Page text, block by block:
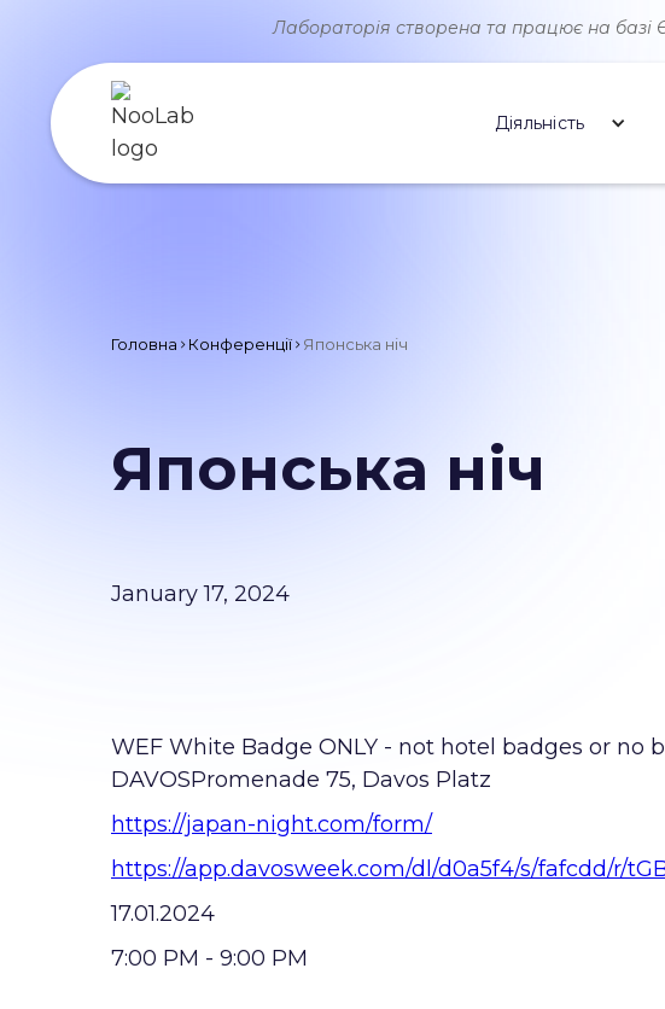
Лабораторія створена та працює на базі
Діяльність
Головна Конференції Японська ніч
Японська ніч
January 17, 2024
WEF White Badge ONLY - not hotel badges or no
DAVOSPromenade 75, Davos Platz
https://japan-night.com/form/
https://app.davosweek.com/dl/d0a5f4/s/fafcdd/r/
17.01.2024
7:00 РM - 9:00 РM